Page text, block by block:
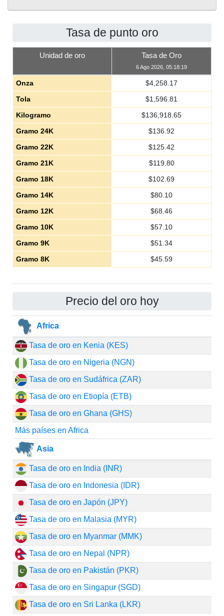
Tasa de punto oro
Unidad de oro Tasa de Oro
6 Ago 2026, 05:18:19
Onza $4,258.17
Tola
$1,596.81
Kilogramo
$136,918.65
Gramo 24K
$136.92
Gramo 22K
$125.42
Gramo 21K
$119.80
Gramo 18K
$102.69
Gramo 14K
$80.10
Gramo 12K
$68.46
Gramo 10K
$57.10
Gramo 9K
$51.34
Gramo 8K
$45.59
Precio del oro hoy
Africa
Tasa de oro en Kenia (KES)
Tasa de oro en Nigeria (NGN)
Tasa de oro en Sudáfrica (ZAR)
Tasa de oro en Etiopía (ETB)
Tasa de oro en Ghana (GHS)
Más países en Africa
Asia
Tasa de oro en India (INR)
Tasa de oro en Indonesia (IDR)
Tasa de oro en Japón (JPY)
Tasa de oro en Malasia (MYR)
Tasa de oro en Myanmar (MMK)
Tasa de oro en Nepal (NPR)
Tasa de oro en Pakistán (PKR)
Tasa de oro en Singapur (SGD)
Tasa de oro en Sri Lanka (LKR)